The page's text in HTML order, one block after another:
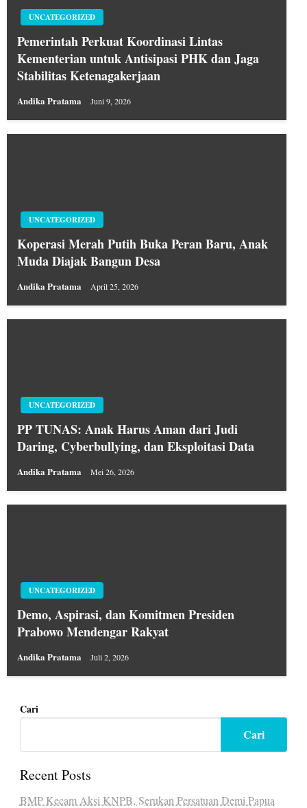
UNCATEGORIZED
Pemerintah Perkuat Koordinasi Lintas
Kementerian untuk Antisipasi PHK dan Jaga
Stabilitas Ketenagakerjaan
Andika Pratama Juni 9, 2026
UNCATEGORIZED
Koperasi Merah Putih Buka Peran Baru, Anak
Muda Diajak Bangun Desa
Andika Pratama April 25, 2026
UNCATEGORIZED
PP TUNAS: Anak Harus Aman dari Judi
Daring, Cyberbullying, dan Eksploitasi Data
Andika Pratama Mei 26, 2026
UNCATEGORIZED
Demo, Aspirasi, dan Komitmen Presiden
Prabowo Mendengar Rakyat
Andika Pratama Juli 2, 2026
Cari
Cari
Recent Posts
BMP Kecam Aksi KNPB, Serukan Persatuan Demi Papua